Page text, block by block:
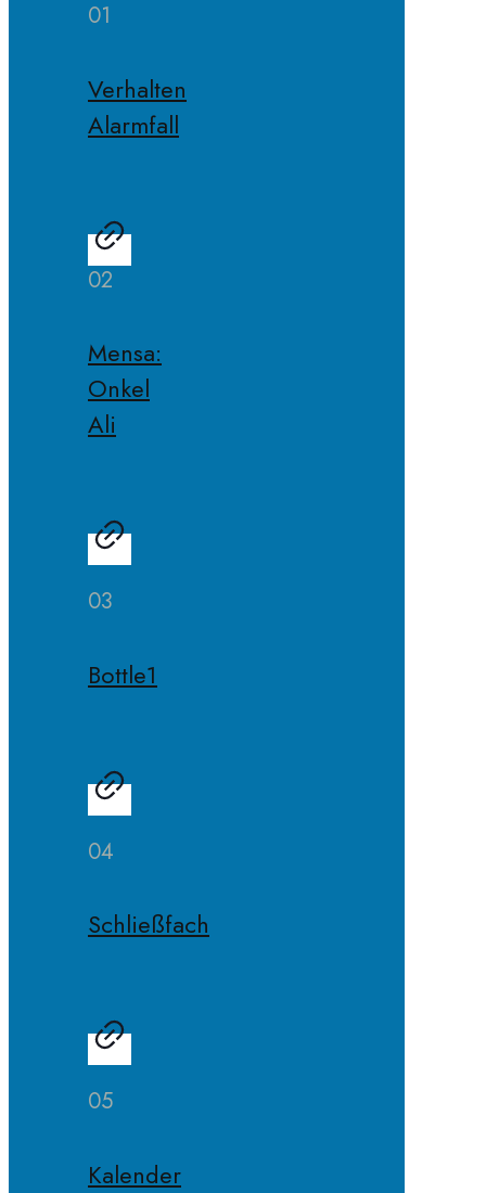
01
Verhalten
Alarmfall
02
Mensa:
Onkel
Ali
03
Bottle1
04
Schließfach
05
Kalender